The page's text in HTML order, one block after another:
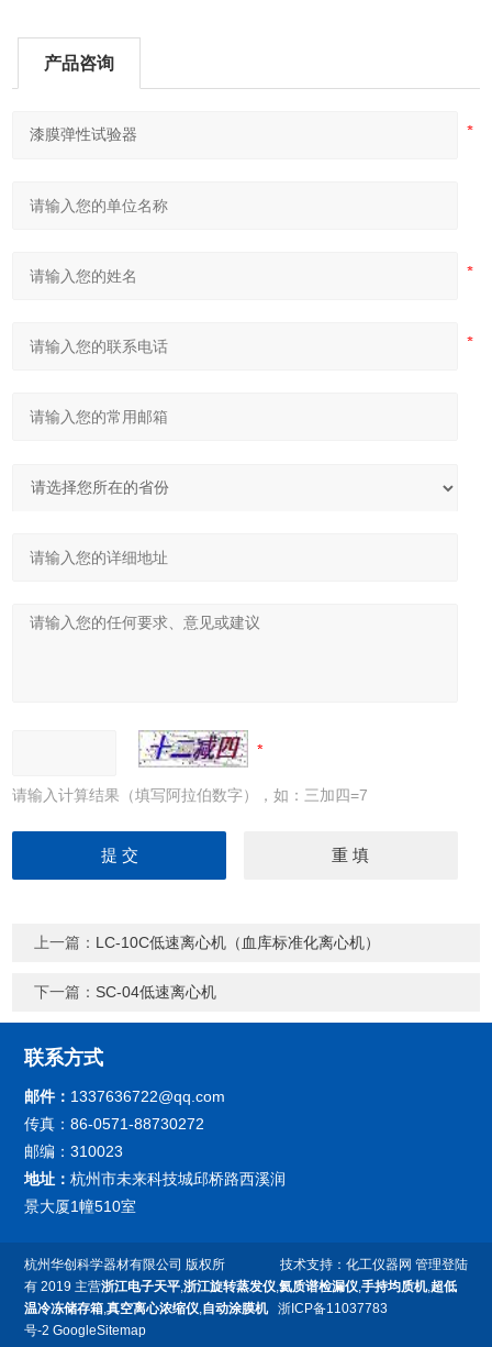
产品咨询
请输入计算结果（填写阿拉伯数字），如：三加四=7
上一篇： LC-10C低速离心机（血库标准化离心机）
下一篇： SC-04低速离心机
联系方式
邮件： 1337636722@qq.com
传真：86-0571-88730272
邮编：310023
地址：杭州市未来科技城邱桥路西溪润
景大厦1幢510室
技术支持： 化工仪器网 管理登陆
杭州华创科学器材有限公司 版权所
有 2019 主营浙江电子天平,浙江旋转蒸发仪,氦质谱检漏仪,手持均质机,超低
温冷冻储存箱,真空离心浓缩仪,自动涂膜机
浙ICP备11037783
号-2 GoogleSitemap